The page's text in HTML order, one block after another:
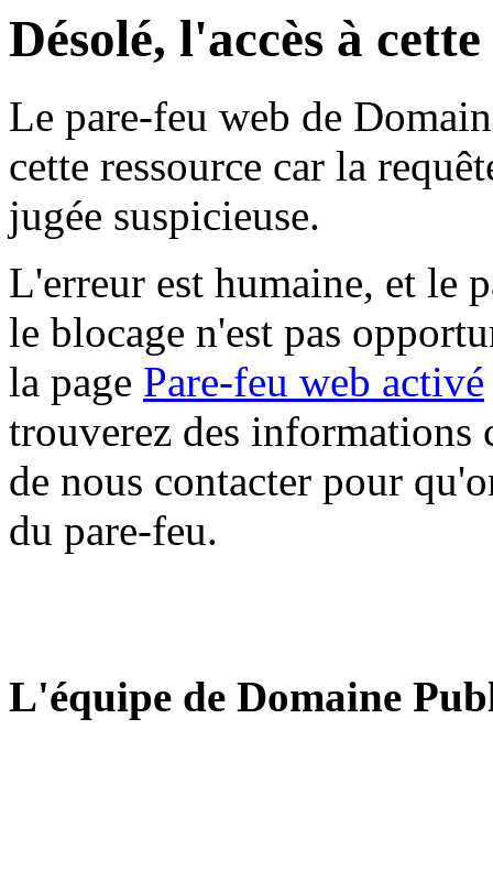
Désolé, l'accès à
Le pare-feu web de
cette ressource car la
jugée suspicieuse.
L'erreur est humaine, et le
le blocage n'est pas
la page Pare-feu web activé
trouverez des informations
de nous contacter pour
du pare-feu.
L'équipe de Domaine